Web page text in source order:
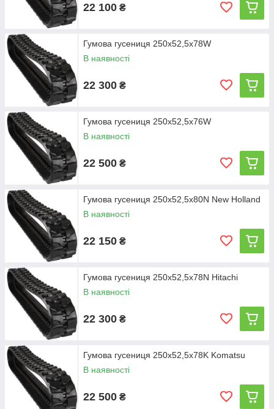
22 100 ₴
Гумова гусениця 250х52,5х78W
В наявності
22 300 ₴
Гумова гусениця 250х52,5х76W
В наявності
22 500 ₴
Гумова гусениця 250х52,5х80N New Holland
В наявності
22 150 ₴
Гумова гусениця 250х52,5х78N Hitachi
В наявності
22 300 ₴
Гумова гусениця 250х52,5х78K Komatsu
В наявності
22 500 ₴